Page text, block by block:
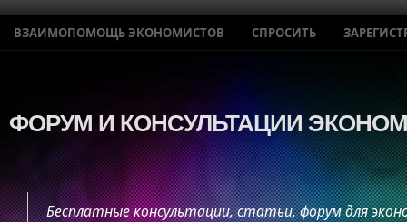
ВЗАИМОПОМОЩЬ ЭКОНОМИСТОВ СПРОСИТЬ
ФОРУМ И КОНСУЛЬТАЦИИ
Бесплатные консультации, статьи, форум для